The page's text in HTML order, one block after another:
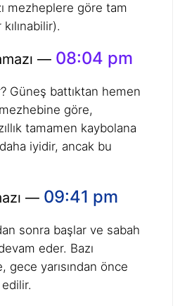
mezheplere göre tam
— 08:04 pm
Güneş battıktan hemen
göre,
tamamen kaybolana
iyidir, ancak bu
— 09:41 pm
sonra başlar ve sabah
eder. Bazı
gece yarısından önce
edilir.